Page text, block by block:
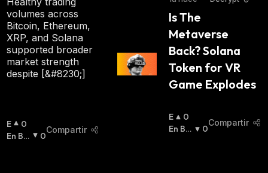
volumes across
Bitcoin, Ethereum,
XRP, and Solana
supported broader
market strength
despite [&#8230;]
E
N
0
En Baj
0
Compartir
A
:
Is The
Metaverse
Back? Solana
Token for VR
Game Explodes
E
N
0
En Baj
0
Compartir